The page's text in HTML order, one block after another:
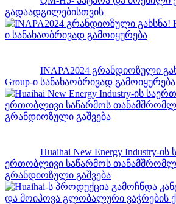
გადაადგილებისთვის
INAPA2024 გრანდიოზული
Group-ი სანახაობრივად გამოიყურება
Huaihai New Energy Industry-
ერთობლივი საწარმოს
გრანდიოზული გაშვება